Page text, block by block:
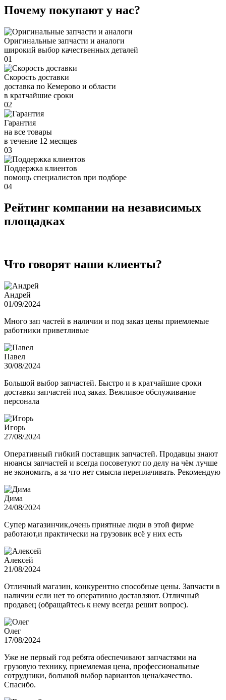
Почему покупают у нас?
Оригинальные запчасти и аналоги
широкий выбор качественных деталей
01
Скорость доставки
доставка по Кемерово и области
в кратчайшие сроки
02
Гарантия
на все товары
в течение 12 месяцев
03
Поддержка клиентов
помощь специалистов при подборе
04
Рейтинг компании на независимых
площадках
Что говорят наши клиенты?
Андрей
01/09/2024
Много зап частей в наличии и под заказ цены приемлемые
работники приветливые
Павел
30/08/2024
Большой выбор запчастей. Быстро и в кратчайшие сроки
доставки запчастей под заказ. Вежливое обслуживание
персонала
Игорь
27/08/2024
Оперативный гибкий поставщик запчастей. Продавцы знают
нюансы запчастей и всегда посоветуют по делу на чём лучше
не экономить, а за что нет смысла переплачивать. Рекомендую
Дима
24/08/2024
Супер магазинчик,очень приятные люди в этой фирме
работают,и практически на грузовик всё у них есть
Алексей
21/08/2024
Отличный магазин, конкурентно способные цены. Запчасти в
наличии если нет то оперативно доставляют. Отличный
продавец (обращайтесь к нему всегда решит вопрос).
Олег
17/08/2024
Уже не первый год ребята обеспечивают запчастями на
грузовую технику, приемлемая цена, профессиональные
сотрудники, большой выбор вариантов цена/качество.
Спасибо.